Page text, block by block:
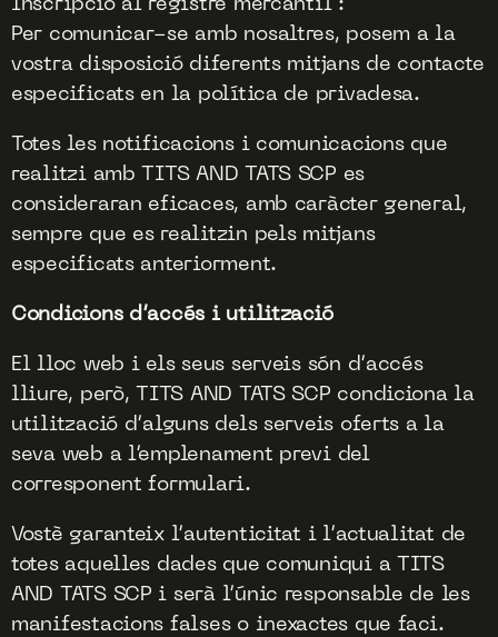
Inscripció al registre mercantil :
Per comunicar-se amb nosaltres, posem a la
vostra disposició diferents mitjans de contacte
especificats en la política de privadesa.
Totes les notificacions i comunicacions que
realitzi amb TITS AND TATS SCP es
consideraran eficaces, amb caràcter general,
sempre que es realitzin pels mitjans
especificats anteriorment.
Condicions d’accés i utilització
El lloc web i els seus serveis són d’accés
lliure, però, TITS AND TATS SCP condiciona la
utilització d’alguns dels serveis oferts a la
seva web a l’emplenament previ del
corresponent formulari.
Vostè garanteix l’autenticitat i l’actualitat de
totes aquelles dades que comuniqui a TITS
AND TATS SCP i serà l’únic responsable de les
manifestacions falses o inexactes que faci.